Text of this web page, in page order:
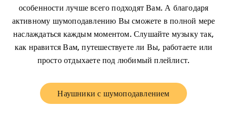
особенности лучше всего подходят Вам. А благодаря
активному шумоподавлению Вы сможете в полной мере
наслаждаться каждым моментом. Слушайте музыку так,
как нравится Вам, путешествуете ли Вы, работаете или
просто отдыхаете под любимый плейлист.
Наушники с шумоподавлением
Link Opens in New Tab